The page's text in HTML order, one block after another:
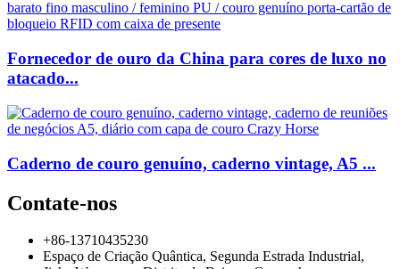
Fornecedor de ouro da China para cores de luxo no
atacado...
Caderno de couro genuíno, caderno vintage, A5 ...
Contate-nos
+86-13710435230
Espaço de Criação Quântica, Segunda Estrada Industrial,